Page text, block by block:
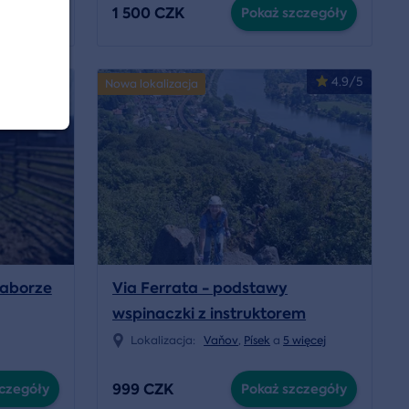
1 500 CZK Pokaż szczegóły
4.9/5
Nowa lokalizacja
Via Ferrata - podstawy
wspinaczki z instruktorem
Lokalizacja: Vaňov, Písek a 5 więcej
999 CZK Pokaż szczegóły